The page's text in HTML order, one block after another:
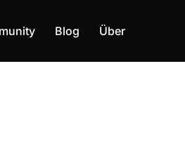
Blog Über